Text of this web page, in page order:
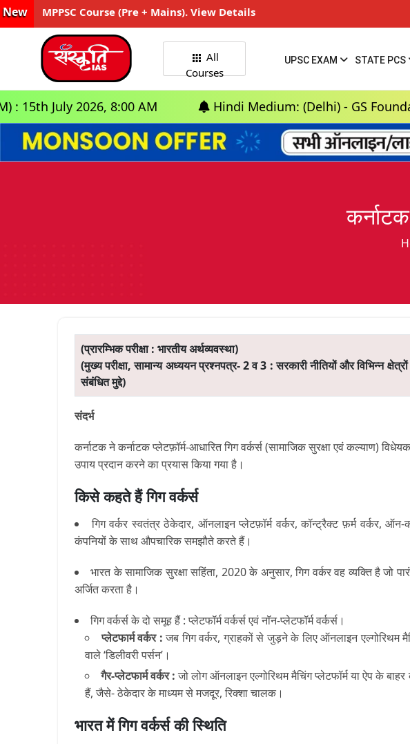
New MPPSC Course (Pre + Mains). View Details
All
Courses
UPSC EXAM STATE PCS
8:00 AM Hindi Medium: (Delhi) - GS Foundation (P+M) :
(प्रारम्भिक परीक्षा : भारतीय अर्थव्यवस्था)
(मुख्य परीक्षा, सामान्य अध्ययन प्रश्नपत्र- 2 व 3 :सरकारी नीतियों और विभिन्न
संबंधित मुद्दे)
संदर्भ
कर्नाटक ने कर्नाटक प्लेटफ़ॉर्म-आधारित गिग वर्कर्स (सामाजिक सुरक्षा एवं कल्याण)
उपाय प्रदान करने का प्रयास किया गया है।
किसे कहते हैंगिग वर्कर्स
गिग वर्कर स्वतंत्र ठेकेदार, ऑनलाइन प्लेटफ़ॉर्म वर्कर, कॉन्ट्रैक्ट फ़र्म वर्कर,ऑन-
कंपनियों के साथ औपचारिक समझौते करते हैं।
भारतके सामाजिक सुरक्षा सहिंता, 2020के अनुसार,गिग वर्कर वह व्यक्ति है जो
अर्जित करता है।
गिग वर्कर्स के दो समूह हैं : प्लेटफॉर्म वर्कर्स एवं नॉन-प्लेटफॉर्म वर्कर्स।
प्लेटफार्म वर्कर : जब गिग वर्कर, ग्राहकों से जुड़ने के लिए ऑनलाइन एल्गोरिथम
वाले ‘डिलीवरी पर्सन’।
गैर-प्लेटफार्म वर्कर : जो लोग ऑनलाइन एल्गोरिथम मैचिंग प्लेटफॉर्म या ऐप के बाहर
हैं, जैसे- ठेकेदार के माध्यम से मजदूर, रिक्शा चालक।
भारत में गिग वर्कर्स की स्थिति